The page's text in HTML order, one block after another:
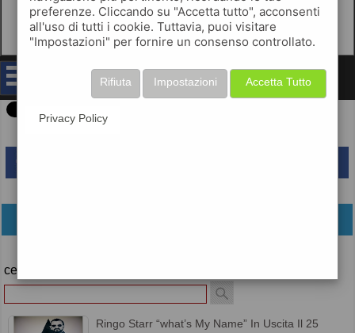
notizie musicali
cerca
Ringo Starr “what’s My Name” In Uscita Il 25
preferenze. Cliccando su "Accetta tutto", acconsenti
all'uso di tutti i cookie. Tuttavia, puoi visitare
"Impostazioni" per fornire un consenso controllato.
Accetta Tutto
Impostazioni
Rifiuta
Privacy Policy